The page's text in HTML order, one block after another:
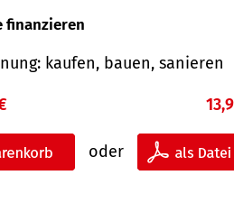
finanzieren
kaufen, bauen, sanieren
oder